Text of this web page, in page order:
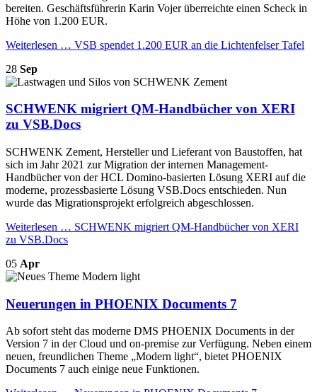
bereiten. Geschäftsführerin Karin Vojer überreichte einen Scheck in
Höhe von 1.200 EUR.
Weiterlesen … VSB spendet 1.200 EUR an die Lichtenfelser Tafel
28 Sep
SCHWENK migriert QM-Handbücher von XERI
zu VSB.Docs
SCHWENK Zement, Hersteller und Lieferant von Baustoffen, hat
sich im Jahr 2021 zur Migration der internen Management-
Handbücher von der HCL Domino-basierten Lösung XERI auf die
moderne, prozessbasierte Lösung VSB.Docs entschieden. Nun
wurde das Migrationsprojekt erfolgreich abgeschlossen.
Weiterlesen … SCHWENK migriert QM-Handbücher von XERI
zu VSB.Docs
05 Apr
Neuerungen in PHOENIX Documents 7
Ab sofort steht das moderne DMS PHOENIX Documents in der
Version 7 in der Cloud und on-premise zur Verfügung. Neben einem
neuen, freundlichen Theme „Modern light“, bietet PHOENIX
Documents 7 auch einige neue Funktionen.